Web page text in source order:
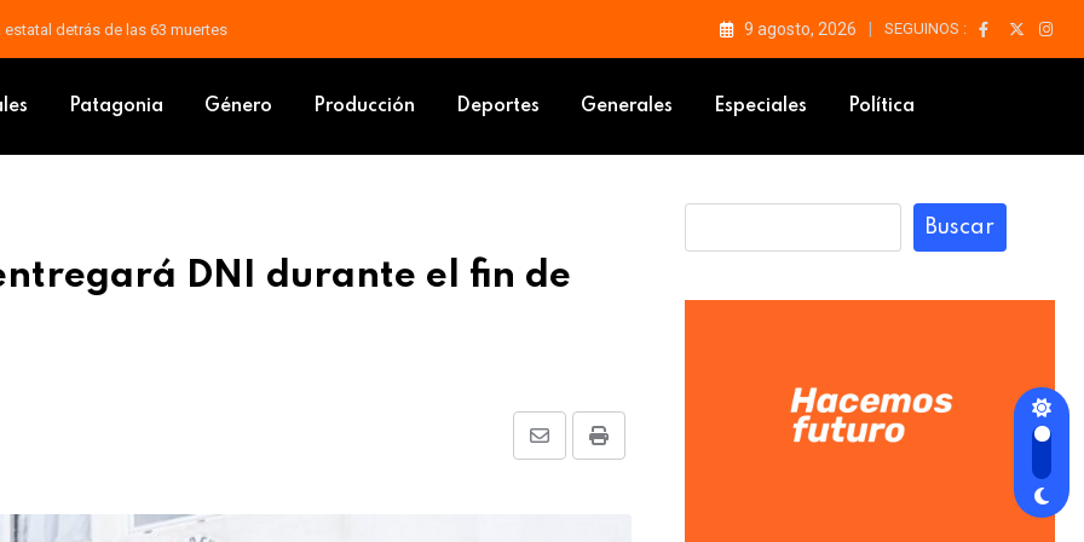
histórico exfuncionario municipal 9 agosto, 2026 SEGUINOS :
Patagonia Género Producción Deportes Generales Especiales Política
DNI durante el fin de
Print
Share
Buscar